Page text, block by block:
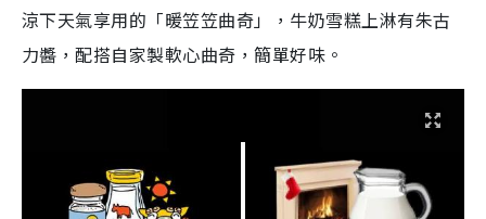
涼下天氣享用的「暖笠笠曲奇」，牛奶雪糕上淋有朱古
力醬，配搭自家製軟心曲奇，簡單好味。